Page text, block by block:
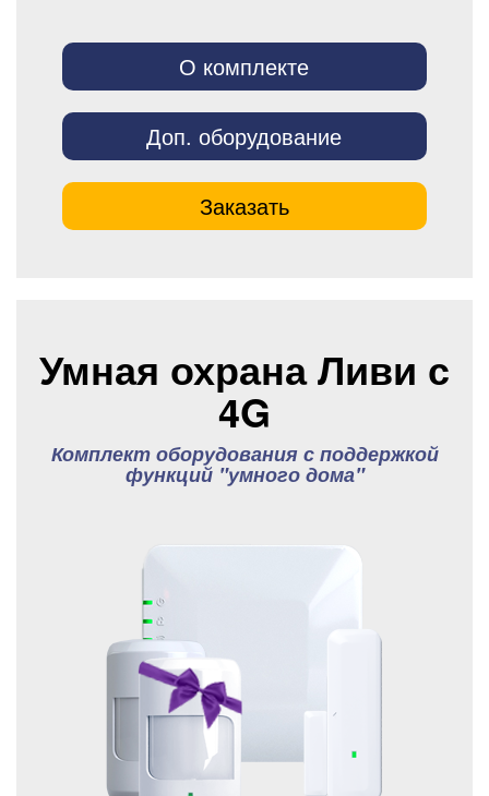
О комплекте
Доп. оборудование
Заказать
Умная охрана Ливи с
4G
Комплект оборудования с поддержкой
функций "умного дома"